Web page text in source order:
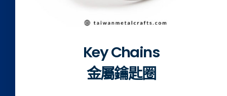
Key Chains
金屬鑰匙圈